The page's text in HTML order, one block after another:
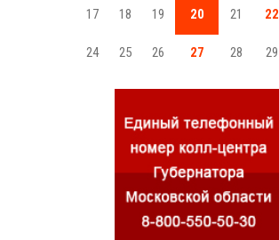
17 18 19 20 21 22
24 25 26 27 28 29